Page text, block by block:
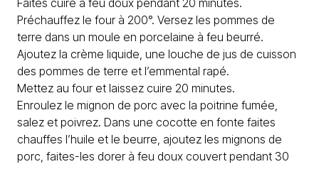
Faites cuire à feu doux pendant 20 minutes.
Préchauffez le four à 200°. Versez les pommes de
terre dans un moule en porcelaine à feu beurré.
Ajoutez la crème liquide, une louche de jus de cuisson
des pommes de terre et l’emmental rapé.
Mettez au four et laissez cuire 20 minutes.
Enroulez le mignon de porc avec la poitrine fumée,
salez et poivrez. Dans une cocotte en fonte faites
chauffes l’huile et le beurre, ajoutez les mignons de
porc, faites-les dorer à feu doux couvert pendant 30